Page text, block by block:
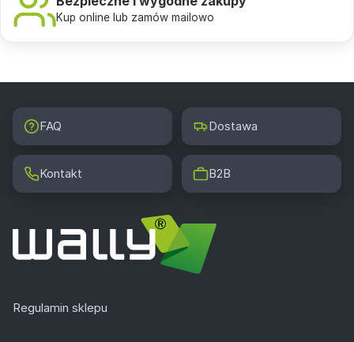
Kup online lub zamów mailowo
FAQ Dostawa
Kontakt B2B
Regulamin sklepu